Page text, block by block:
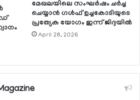
മേഖലയിലെ സംഘര്‍ഷം ചര്‍ച്ച
ചെയ്യാന്‍ ഗള്‍ഫ് ഉച്ചകോടിയുടെ
പ്രത്യേക യോഗം ഇന്ന് ജിദ്ദയില്‍
April 28, 2026